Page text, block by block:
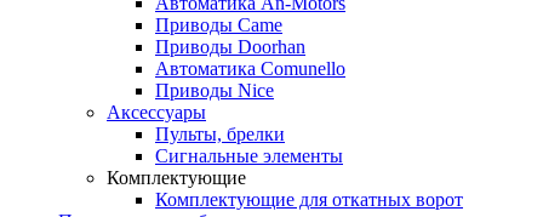
Приводы Came
Приводы Doorhan
Автоматика Comunello
Приводы Nice
Аксессуары
Пульты, брелки
Сигнальные элементы
Комплектующие
Комплектующие для откатных ворот